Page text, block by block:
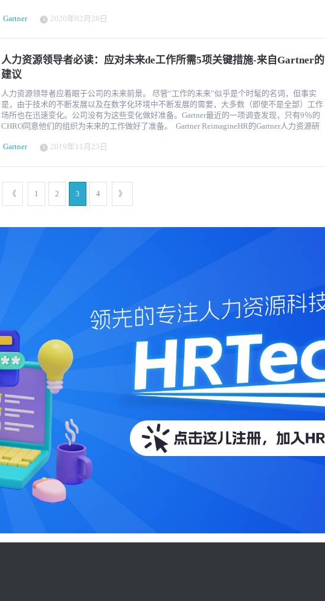
来支持员工和组织发展。创新的自助服务工具已成为组织员工体验战略不可或缺的一部分。
PF，ESI，TDS等方面的任何差异。 ESS工具的当前趋势是合并NLP / ML，这在自助服务个性
化中起着关键作用。将基于AI的聊天机器人集成到ESS应用程序中可创建一个自助服务界面，
员工可以在该界面中申请请假，访问个人详细信息，工资单详细信息，更新联系人详细信息，
人聊天，并要求代表他们提出请求。这有助于员工提高工作效率并增强员工体验。 人工智能
（AI）技术 技术是使您的员工拥有能力，娴熟和自主的能力的灵丹妙药。 人工智能技术在为
员工提供不间断的技术服务，从而改善员工体验方面发挥着至关重要的作用。 聊天机器人 今
天的公司正在向人工智能竞赛，以使其成为其数字工作场所战略的重要组成部分。Chatbot是
工作场所采用的最新一波新技术，旨在增强员工体验。在当今日益数字化的世界中，一切都是
透明的且易于跟踪的，员工希望获得高效，富有吸引力且最重要的是愉快的工作体验。 利用
人将依靠AI来完成工作– Gartner（很明显这个数字保守了） 人工智能驱动的聊天机器人提供
了使通信变得协作，简洁和互动的机会。 通信系统中集成的AI机器人有助于改善员工绩效，
敬业度，模式识别，行为分析和预测分析等，从而改善员工体验。 组织需要评估其内部运营
人和聊天机器人创建上的支出将超过传统的移动应用程序开发– Gartner 预测分析技术 使用预
测分析来提高员工的保留率，员工绩效并最终产生更多的业务收入几乎已成为必要。总体而
言，组织可以通过预测分析做出良好的业务决策。 人员分析工具 人员分析是用于分析组织中
员工体验的关键方面之一。人员分析工具使用统计数据，技术和专业知识数据集来制定更好的
管理和业务决策。 71％的公司将人员分析视为组织中的高度优先事项 它为组织劳动力趋势实
例和改善工作流程提供了一种方法。需要多维筛选来分析人员的行为模式，以做出更明智的战
略决策，从而帮助最大化员工体验策略的ROI。 具有复杂数据科学和机器学习的人员分析功能
可帮助组织更有效地管理员工。这项新技术使组织能够可视化数据，为员工提供更深入的情
报，直观的员工计划，了解员工实际如何与应用程序互动，他们的偏好，痛点等。 反过来，
这些知识可以帮助组织轻松创建，管理和执行准确的计划，并改善员工的整体体验。 结论 根
据 盖洛普（Gallup）的调查，敬业度高的团队平均可将客户评级提高10％，并将销售提高
20％。 员工体验直接影响组织的发展，客户体验，收入，员工和客户保留率。凭借最佳的员
工体验策略，您的员工可通过提高效率和承诺来为有效的组织文化做出贡献。 盖洛普
（Gallup）报告 指出，敬业，满意的员工代表着每位员工的收入增长最多59％。 员工体验是
一个强大的概念，可帮助员工和组织同时发展。要创造有效的员工体验，就需要一种专门且全
面的方法。组织中的数字化工作场所策略可以改善协作和沟通，使员工无论位置或设备如何都
能有效地协同工作。 现代化的工作场所旨在增强您的员工体验。它充当访问所有自助服务，
沟通和协作工具的集中枢纽，提供诸如沟通，学习机会，帮助员工完成任务等重要设施。 以
更管理使工作更容易 Gartner 的研究表明，57% 的员工在日常工作中遇到重大障碍。 其中一些
导转型等重大变革到更多日常（但仍极具破坏性的）变革（如迁移到新团队或经理）。 开源
劳的风险降低了 50%。 缩小人才缺口以推动数字化业务转型 尽管几乎所有组织都专注于数字
化，但 43% 的人力资源领导表示，他们的组织没有明确和一致的数字化转型战略。组织也在
了取得真正的进展，HR 必须通过执行以下操作，成为数字化转型的值得信赖的推动者和顾
问： 成为数字业务专家：与领导者合作，实现数字目标，并确保这些目标与组织战略保持一
致。 利用人才流程：跟踪员工的技能，以制定和完善组织的数字计划，防止执行盲点。 提供
职能支持：激励人力资源团队为数字化业务转型做出有意义的贡献，并积极审查人力资源战
验投资获得更高的回报提高 员工体验是人力资源领导者面临的主要人才问题，组织正在投入
构建他们对负面体验的记忆来管理员工总体体验的记忆。 最后，Gartner 的研究表明，通过将
塑造方法纳入其员工体验战略，组织可以将员工对体验的满意度提高 30% 以上，从而提高员
年里，绩效管理是如何成为人力资源领域五大趋势之一的。 可以理解，持续调整策略和工具
2020年的五种趋势。（了解更多：https://hrtechchina.com/） 2020年绩效管理的5大趋势 绩效
通过用于敏捷目标设定和持续反馈的尖端性能管理工具来实现。 那么，今年对于人力资源专
业人员而言，绩效管理空间有什么用呢？以下是来自Gartner、Mercer、Gallup、BetterWorks和
《哈佛商业评论》（HBR）的五个重要趋势。 1.公司将优先考虑绩效管理流程的质量和影响，
而不是效率 根据Gartner的调查，67％的组织旨在减少在绩效管理上花费的时间和精力。 在对
9,438名人员（需要工作电子邮件）的调查中，Gartner发现82％的人力资源主管都同意现有绩
效做法的无效性质。大多数领导者专注于减少绩效管理上的时间和精力，但这只会适得其反。
Gartner发现，优先减少工作量会使劳动力绩效下降16.6％！ 2020年，一个关键趋势将是优先
的体验的软件，生成与工作最相关的反馈，并为员工的绩效和生产力增添真正的价值。 2.绩效
他人才决策之间的联系。 美世（Mercer）在2019年对1,154名人力资源负责人进行的调查（需
测一样，该调查对现有流程的价值创造能力提出了质疑。实际上，只有2％的公司认为他们的
内不可行，使员工感到沮丧。盖洛普（Gallup）的指标将重点放在基于力量的绩效管理（由高
管教练进行培训）的需求上，而不是每年共享一次的关键反馈。这将我们带入2020年的下一个
查，转向持续绩效管理的公司的表现要比竞争对手高24％，而敏捷系统对于这一转型至关重
要。 使用持续绩效管理的公司中有66％的公司可以全年提高生产力，而没有执行绩效的公司
中只有35％。实际上，BetterWorks对500名受访者的调查显示，连续模式可以帮助公司在多个
领域取得更好的业绩，包括企业敏捷度（47％比27％）、员工敬业度（58％比37％）、保留
率（63％比 41％）。 该调查证实了人力资源的增长趋势：采用一种非正式的、更敏捷的绩效
管理方法，您可以在其中动态设置目标，获取反馈并提高生产率。今年将急需能够实时分析数
据并准确描述变化的性能趋势的平台。 5. 2020年将在员工敬业度和绩效管理之间带来新的协
同效应 根据《哈佛商业评论》，超过90％的企业领导人同意敬业的员工表现更好。 哈佛商业
评论分析服务公司调查了 717位商业领袖（需要发送电子邮件），以找出绩效的主要驱动因
素。超过90％的人表示员工敬业度很关键，但是只有26％的人相信自己公司的员工敬业度很
高。到2020年，人力资源系统之间将更好地集成，才能解决这一问题。 回顾趋势2（来自
Mercer），很明显，性能管理工具的互操作性将是关键的优先事项。目前，只有16％的人同时
享受高性能和高参与度，这表明根据《哈佛商业评论》，“落后”公司有很大的改进空间。（了
解更多：https://hrtechchina.com/） 使2020年成为以员工为中心的绩效管理实践年 绩效管理
已经成为人力资源部门的主要业务，但是现有模型需要端到端的全面改革。传统的年度评估结
构远非以员工为中心。您的员工在实际活动后很长时间便会收到反馈，他们无法与经理进行有
意义的协作以提高绩效。 这就是为什么公司应该从Gartner、Mercer、Gallup、BetterWorks和
Gartner 2020年02月28日
人力资源领导者必读：应对未来de工作所需5项关键措施-来自Gartner的
建议
人力资源领导者应着眼于公司的未来前景。 尽管“工作的未来”似乎是个时髦的名词，但事实
是，由于技术的不断发展以及在数字化环境中不断发展的需要，大多数（即使不是全部）工作
场所也在迅速变化。公司没有为这些变化做好准备。Gartner最近的一项调查发现，只有9％的
CHRO同意他们的组织为未来的工作做好了准备。 Gartner ReimagineHR的Gartner人力资源研
和技术变革影响的工作方式的变化。” Gartner确定了高级人力资源领导者必须关注的五个工作
现，有75％的组织正在大幅增加对分析的投资。实际上，与人才分析相关的预算项目是典型
HR组织中增长最快的项目。越来越多地使用数据来制定与人才有关的决定，包括管理，工作
场所设计等。 对人才分析的日益关注已导致高级人力资源主管不仅质疑如何以合乎道德的方
赖。然后，人力资源部门必须重新考虑技能开发的方式，以及如何在最大程度地利用新技术的
类的网站，候选人比以前拥有更多有关雇主和工作场所的信息，但员工并不觉得自己对自己的
雇主具有相同的知名度。Gartner的研究发现，有59％的候选人在提交申请之前就觉得自己对将
要申请的公司有充分的了解，但只有40％的员工对自己的雇主有所了解。 员工呼吁雇主增加
透明度。为了满足这些日益增长的期望，雇主必须制定一项比当前文化所允许的策略更进一步
的策略。此外，必须对管理人员进行有关如何在更加透明的环境中进行操作的培训，在这种环
境中，员工无法获得更多信息，而力量平衡也在发生变化。 第四条：全面改革新时代的经理
中，每位经理人的平均支出超过5,000美元。不幸的是，这些努力在管理人员的效率上实现了
零净改进。随着自动化继续渗透到工作场所，经理的日常生活将发生巨大变化。Gartner研究显
示，到2024年，经理人目前所做的工作中有69％将实现自动化。 进步的组织现在正在问技术
如何从根本上改变成为经理的含义。Gartner建议，在新的工作时代，组织改革其经理角色时，
HR领导者应关注三件事： 确定应自动执行哪些管理任务 建立对经理的新期望 通过更少的管理
机会设计职业发展道路 第5条：使用AI为那些被排除在劳动力市场之外的人创造就业机会 人工
智能的部署非常广泛-在过去的十年中，有10多家公司中有超过9家向Gartner报告称，他们已经
在人工智能的实施方面进行了大量投资。Gartner最近的一项调查显示，有70％的CHRO希望在
未来三年内对AI进行投资来替代其组织中的工作。但是，尽管随着新技术的实施，工作机会将
流失，但技术也将使历史上从未有过工作的人能够获得工作。 为了能够使用新的人才库，人
力资源部首先需要审核内部系统和实践，以发现成功的潜在障碍。然后，组织应寻求实施能够
Gartner 2019年11月23日
《 1 2 3 4 》